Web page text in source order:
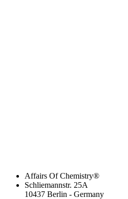
Affairs Of Chemistry®
Schliemannstr. 25A
10437 Berlin - Germany